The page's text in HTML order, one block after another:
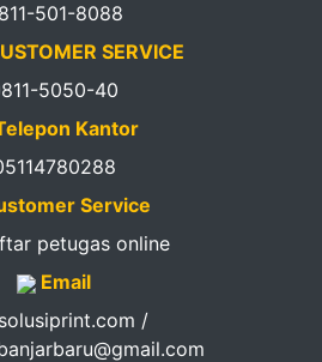
501-8088
SERVICE
5050-40
Kantor
Service
petugas online
Email
/